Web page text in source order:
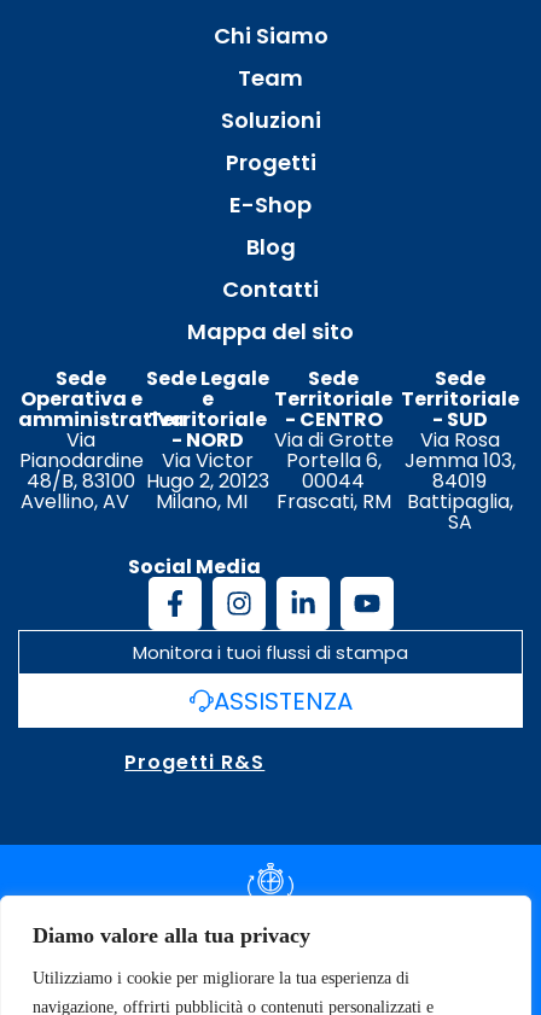
Diamo valore alla tua privacy
Utilizziamo i cookie per migliorare la tua esperienza di
navigazione, offrirti pubblicità o contenuti personalizzati e
Chi Siamo
Team
Soluzioni
Progetti
E-Shop
Blog
Contatti
Mappa del sito
Sede
Operativa e
amministrativa
Via
Pianodardine
48/B, 83100
Avellino, AV
Sede Legale
e
Territoriale
- NORD
Via Victor
Hugo 2, 20123
Milano, MI
Sede
Territoriale
- CENTRO
Via di Grotte
Portella 6,
00044
Frascati, RM
Sede
Territoriale
- SUD
Via Rosa
Jemma 103,
84019
Battipaglia,
SA
Social Media
Monitora i tuoi flussi di stampa
ASSISTENZA
Progetti R&S
DOCUMENTAZIONE SLA